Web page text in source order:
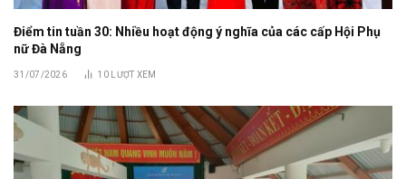
Điểm tin tuần 30: Nhiều hoạt động ý nghĩa của các cấp Hội Phụ
nữ Đà Nẵng
31/07/2026 10 LƯỢT XEM